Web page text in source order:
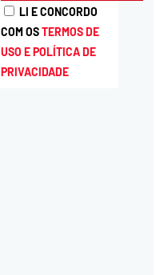
LI E CONCORDO
COM OSTERMOS DE
USO E POLÍTICA DE
PRIVACIDADE